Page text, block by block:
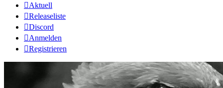
Aktuell
Releaseliste
Discord
Anmelden
Registrieren